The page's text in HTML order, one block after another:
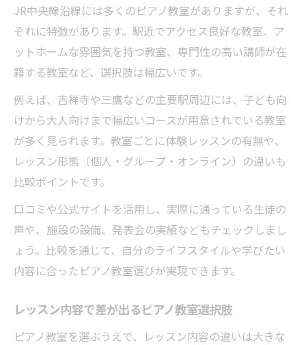
JR中央線沿線には多くのピアノ教室がありますが、それ
ぞれに特徴があります。駅近でアクセス良好な教室、ア
ットホームな雰囲気を持つ教室、専門性の高い講師が在
籍する教室など、選択肢は幅広いです。
例えば、吉祥寺や三鷹などの主要駅周辺には、子ども向
けから大人向けまで幅広いコースが用意されている教室
が多く見られます。教室ごとに体験レッスンの有無や、
レッスン形態（個人・グループ・オンライン）の違いも
比較ポイントです。
口コミや公式サイトを活用し、実際に通っている生徒の
声や、施設の設備、発表会の実績などもチェックしまし
ょう。比較を通じて、自分のライフスタイルや学びたい
内容に合ったピアノ教室選びが実現できます。
レッスン内容で差が出るピアノ教室選択肢
ピアノ教室を選ぶうえで、レッスン内容の違いは大きな